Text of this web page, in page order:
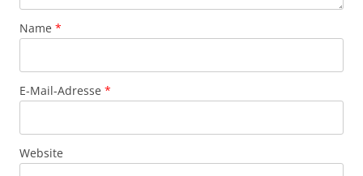
Name *
E-Mail-Adresse *
Website